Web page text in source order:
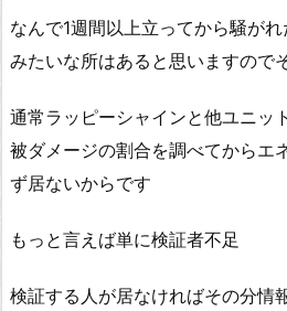
なんで1週間以上立ってから騒がれ
みたいな所はあると思いますので
通常ラッピーシャインと他ユニッ
被ダメージの割合を調べてからエ
ず居ないからです
もっと言えば単に検証者不足
検証する人が居なければその分情